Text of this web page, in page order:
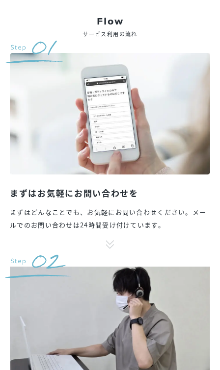
Flow
サービス利用の流れ
まずはお気軽にお問い合わせを
まずはどんなことでも、お気軽にお問い合わせください。メー
ルでのお問い合わせは24時間受け付けています。